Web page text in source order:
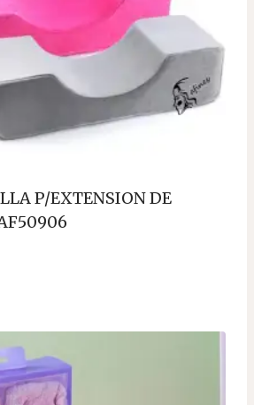
P/EXTENSION DE